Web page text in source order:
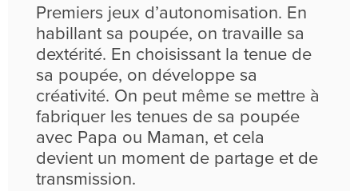
Premiers jeux d’autonomisation. En
habillant sa poupée, on travaille sa
dextérité. En choisissant la tenue de
sa poupée, on développe sa
créativité. On peut même se mettre à
fabriquer les tenues de sa poupée
avec Papa ou Maman, et cela
devient un moment de partage et de
transmission.